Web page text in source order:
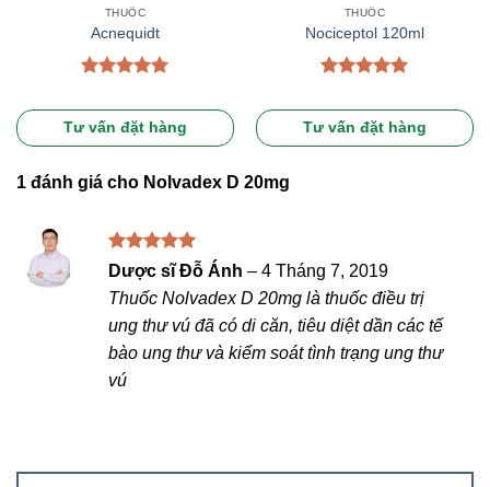
THUỐC
Acnequidt
hạng5.00
5 sao
Tư vấn đặt hàng
THUỐC
Nociceptol 120ml
hạng5.00
5 sao
Tư vấn đặt hàng
1 đánh giá cho Nolvadex D 20mg
Được xếp
hạng
sao
Dược sĩ Đỗ Ánh – 4 Tháng 7, 2019
Thuốc Nolvadex D 20mg là thuốc điều trị
ung thư vú đã có di căn, tiêu diệt dần các tế
bào ung thư và kiểm soát tình trạng ung thư
vú